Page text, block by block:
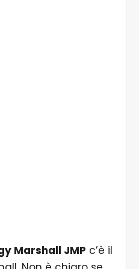
Marshall JMP c’è il